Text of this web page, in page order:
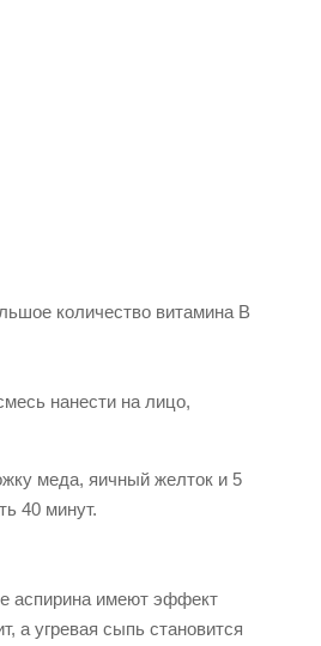
количество витамина В
нанести на лицо,
меда, яичный желток и 5
40 минут.
аспирина имеют эффект
а угревая сыпь становится